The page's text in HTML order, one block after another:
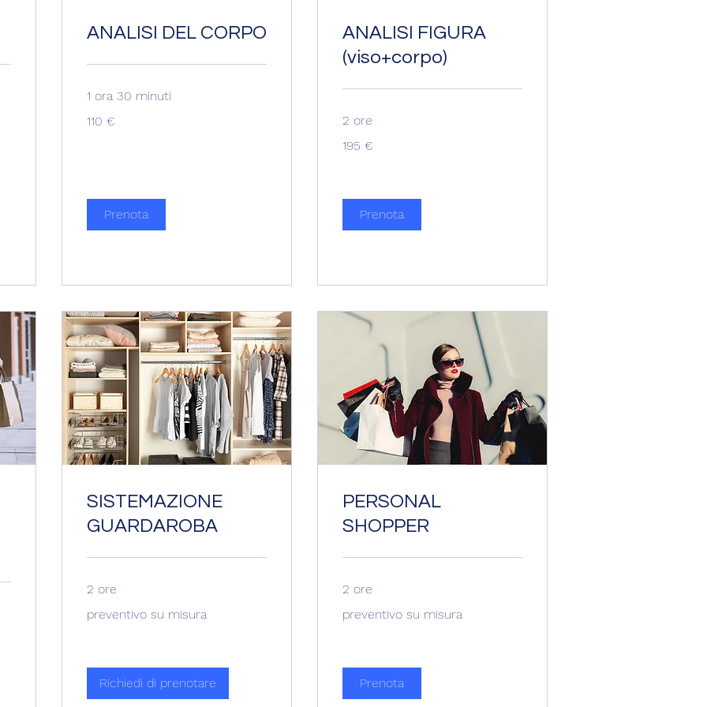
ANALISI DEL CORPO
1 ora 30 minuti
euro
110 €
Prenota
ANALISI FIGURA
(viso+corpo)
2 ore
euro
195 €
Prenota
SISTEMAZIONE
GUARDAROBA
2 ore
su
misura
preventivo su misura
Richiedi di prenotare
PERSONAL
SHOPPER
2 ore
su
misura
preventivo su misura
Prenota